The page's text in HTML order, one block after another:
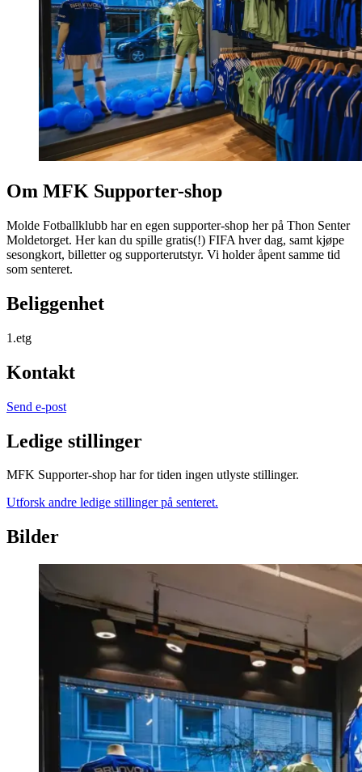
Om MFK Supporter-shop
Molde Fotballklubb har en egen supporter-shop her på Thon Senter
Moldetorget. Her kan du spille gratis(!) FIFA hver dag, samt kjøpe
sesongkort, billetter og supporterutstyr. Vi holder åpent samme tid
som senteret.
Beliggenhet
1.etg
Kontakt
Send e-post
Ledige stillinger
MFK Supporter-shop har for tiden ingen utlyste stillinger.
Utforsk andre ledige stillinger på senteret.
Bilder